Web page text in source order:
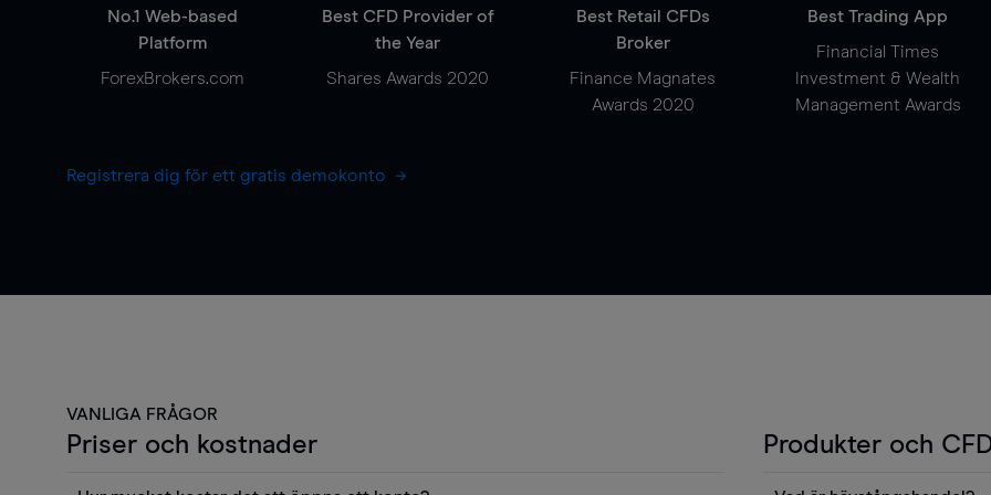
No.1 Web-based
Platform
ForexBrokers.com
Best CFD Provider of
the Year
Shares Awards 2020
Best Retail CFDs
Broker
Finance Magnates
Awards 2020
Best Trading App
Financial Times
Investment & Wealth
Management Awards
Registrera dig för ett gratis demokonto
VANLIGA FRÅGOR
Priser och kostnader Produkter och